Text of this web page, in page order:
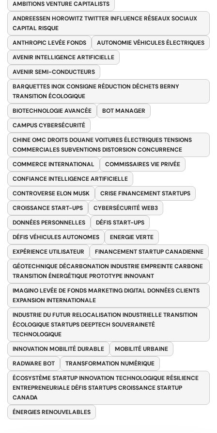
AMBITIONS VENTURE CAPITALISTS
ANDREESSEN HOROWITZ TWITTER INFLUENCE RÉSEAUX SOCIAUX
CAPITAL RISQUE
ANTHROPIC LEVÉE FONDS
AUTONOMIE VÉHICULES ÉLECTRIQUES
AVENIR INTELLIGENCE ARTIFICIELLE
AVENIR SEMI-CONDUCTEURS
BARQUETTES INOX CONSIGNE RÉDUCTION DÉCHETS BERNY
TRANSITION ÉCOLOGIQUE
BIOTECHNOLOGIE AVANCÉE
BOT MANAGER
CAMPUS CYBERSÉCURITÉ
CHINE OMC DROITS DOUANE VOITURES ÉLECTRIQUES TENSIONS
COMMERCIALES SUBVENTIONS DISTORSION CONCURRENCE
COMMERCE INTERNATIONAL
COMMISSAIRES VIE PRIVÉE
CONFIANCE INTELLIGENCE ARTIFICIELLE
CONTROVERSE ELON MUSK
CRISE FINANCEMENT STARTUPS
CROISSANCE START-UPS
CYBERSÉCURITÉ WEB3
DONNÉES PERSONNELLES
DÉFIS START-UPS
DÉFIS VÉHICULES AUTONOMES
ENERGIE VERTE
EXPÉRIENCE UTILISATEUR
FINANCEMENT STARTUP CANADIENNE
GÉOTECHNIQUE DÉCARBONATION INDUSTRIE EMPREINTE CARBONE
TRANSITION ÉNERGÉTIQUE PROTOTYPE INNOVANT
IMAGINO LEVÉE DE FONDS MARKETING DIGITAL DONNÉES CLIENTS
EXPANSION INTERNATIONALE
INDUSTRIE DU FUTUR RELOCALISATION INDUSTRIELLE TRANSITION
ÉCOLOGIQUE STARTUPS DEEPTECH SOUVERAINETÉ
TECHNOLOGIQUE
INNOVATION MOBILITÉ DURABLE
MOBILITÉ URBAINE
RADWARE BOT
TRANSFORMATION NUMÉRIQUE
ÉCOSYSTÈME STARTUP INNOVATION TECHNOLOGIQUE RÉSILIENCE
ENTREPRENEURIALE DÉFIS STARTUPS CROISSANCE STARTUP
CANADA
ÉNERGIES RENOUVELABLES